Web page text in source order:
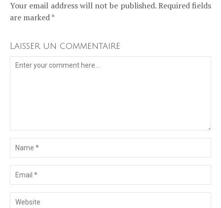
Your email address will not be published. Required fields
are marked *
Laisser un commentaire